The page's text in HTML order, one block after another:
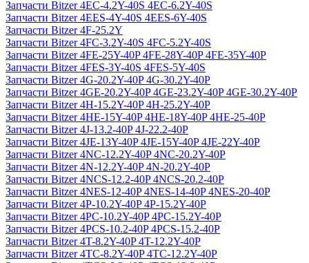
Запчасти Bitzer 4EC-4.2Y-40S 4EC-6.2Y-40S
Запчасти Bitzer 4EES-4Y-40S 4EES-6Y-40S
Запчасти Bitzer 4F-25.2Y
Запчасти Bitzer 4FC-3.2Y-40S 4FC-5.2Y-40S
Запчасти Bitzer 4FE-25Y-40P 4FE-28Y-40P 4FE-35Y-40P
Запчасти Bitzer 4FES-3Y-40S 4FES-5Y-40S
Запчасти Bitzer 4G-20.2Y-40P 4G-30.2Y-40P
Запчасти Bitzer 4GE-20.2Y-40P 4GE-23.2Y-40P 4GE-30.2Y-40P
Запчасти Bitzer 4H-15.2Y-40P 4H-25.2Y-40P
Запчасти Bitzer 4HE-15Y-40P 4HE-18Y-40P 4HE-25-40P
Запчасти Bitzer 4J‐13.2-40P 4J‐22.2-40P
Запчасти Bitzer 4JE-13Y-40P 4JE-15Y-40P 4JE-22Y-40P
Запчасти Bitzer 4NC-12.2Y-40P 4NC-20.2Y-40P
Запчасти Bitzer 4N-12.2Y-40P 4N-20.2Y-40P
Запчасти Bitzer 4NCS-12.2-40P 4NCS-20.2-40P
Запчасти Bitzer 4NES-12-40P 4NES-14-40P 4NES-20-40P
Запчасти Bitzer 4P-10.2Y-40P 4P-15.2Y-40P
Запчасти Bitzer 4PC-10.2Y-40P 4PC-15.2Y-40P
Запчасти Bitzer 4PCS-10.2-40P 4PCS-15.2-40P
Запчасти Bitzer 4T-8.2Y-40P 4T-12.2Y-40P
Запчасти Bitzer 4TC-8.2Y-40P 4TC-12.2Y-40P